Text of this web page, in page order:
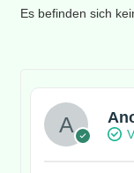
Es befinden sich